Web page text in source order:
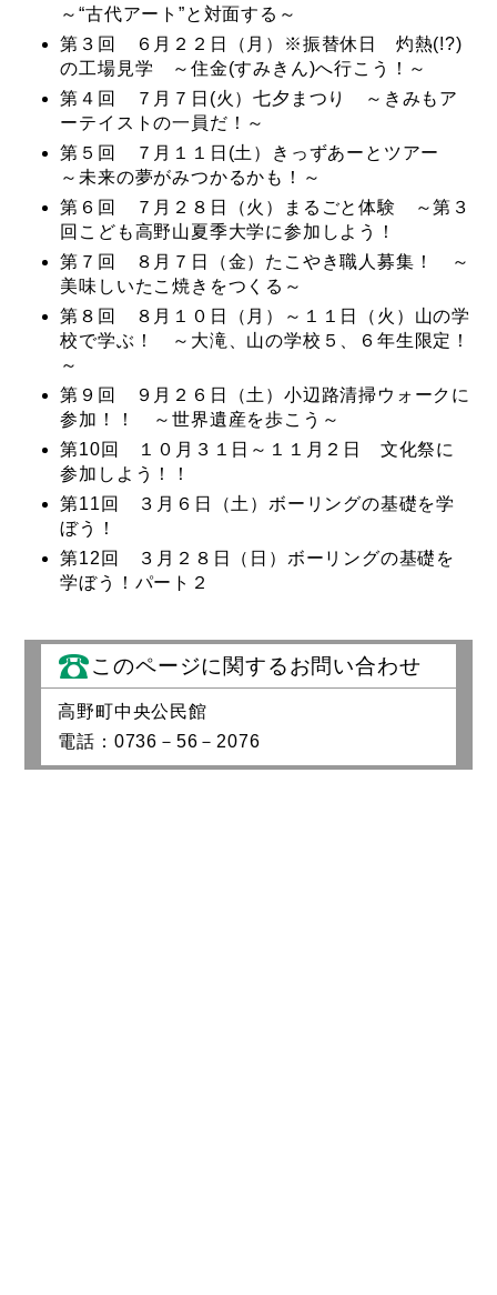
～“古代アート”と対面する～
第３回 ６月２２日（月）※振替休日 灼熱(!?)
の工場見学 ～住金(すみきん)へ行こう！～
第４回 ７月７日(火）七夕まつり ～きみもア
ーテイストの一員だ！～
第５回 ７月１１日(土）きっずあーとツアー
～未来の夢がみつかるかも！～
第６回 ７月２８日（火）まるごと体験 ～第３
回こども高野山夏季大学に参加しよう！
第７回 ８月７日（金）たこやき職人募集！ ～
美味しいたこ焼きをつくる～
第８回 ８月１０日（月）～１１日（火）山の学
校で学ぶ！ ～大滝、山の学校５、６年生限定！
～
第９回 ９月２６日（土）小辺路清掃ウォークに
参加！！ ～世界遺産を歩こう～
第10回 １０月３１日～１１月２日 文化祭に
参加しよう！！
第11回 ３月６日（土）ボーリングの基礎を学
ぼう！
第12回 ３月２８日（日）ボーリングの基礎を
学ぼう！パート２
このページに関するお問い合わせ
高野町中央公民館
電話：0736－56－2076